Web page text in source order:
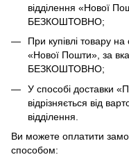
відділення «Нової
БЕЗКОШТОВНО;
При купівлі товару
«Нової Пошти», за
БЕЗКОШТОВНО;
У способі доставки
відрізняється від
відділення.
Ви можете оплатити
способом: